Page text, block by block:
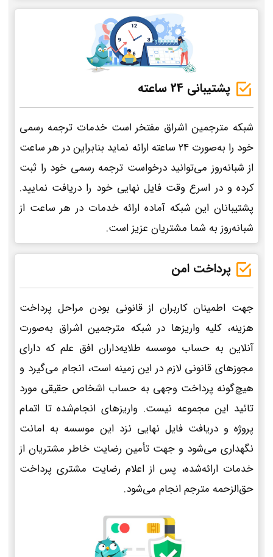
پشتیبانی 24 ساعته
شبکه مترجمین اشراق مفتخر است خدمات ترجمه رسمی
خود را به‌صورت 24 ساعته ارائه نماید بنابراین در هر ساعت
از شبانه‌روز می‌توانید درخواست ترجمه رسمی خود را ثبت
کرده و در اسرع وقت فایل نهایی خود را دریافت نمایید.
پشتیبانان این شبکه آماده ارائه خدمات در هر ساعت از
شبانه‌روز به شما مشتریان عزیز است.
پرداخت امن
جهت اطمینان کاربران از قانونی بودن مراحل پرداخت
هزینه، کلیه واریزها در شبکه مترجمین اشراق به‌صورت
آنلاین به حساب موسسه طلایه‌داران افق علم که دارای
مجوزهای قانونی لازم در این زمینه است، انجام می‌گیرد و
هیچ‌گونه پرداخت وجهی به حساب اشخاص حقیقی مورد
تائید این مجموعه نیست. واریزهای انجام‌شده تا اتمام
پروژه و دریافت فایل نهایی نزد این موسسه به امانت
نگهداری می‌شود و جهت تأمین رضایت خاطر مشتریان از
خدمات ارائه‌شده، پس از اعلام رضایت مشتری پرداخت
حق‌الزحمه مترجم انجام می‌شود.